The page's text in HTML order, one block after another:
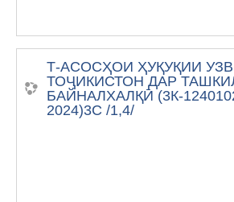
Т-АСОСҲОИ ҲУҚУҚИИ
ТОҶИКИСТОН ДАР
БАЙНАЛХАЛҚӢ (3К-
2024)3С /1,4/